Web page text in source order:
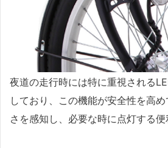
夜道の走行時には特に重視される
しており、この機能が安全性を高
さを感知し、必要な時に点灯する便